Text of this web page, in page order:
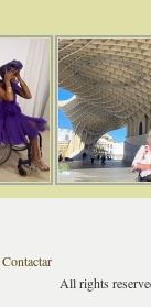
Contactar
All rights